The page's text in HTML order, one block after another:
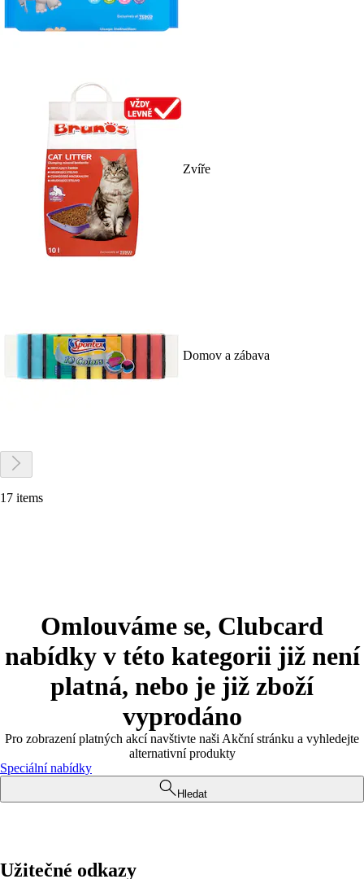
Zvíře
Domov a zábava
17 items
Omlouváme se, Clubcard
nabídky v této kategorii již není
platná, nebo je již zboží
vyprodáno
Pro zobrazení platných akcí navštivte naši Akční stránku a vyhledejte
alternativní produkty
Speciální nabídky
Hledat
Užitečné odkazy